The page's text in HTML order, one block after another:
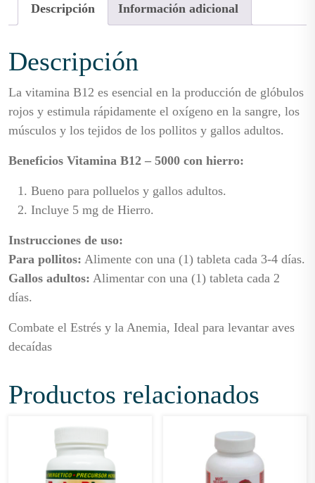
Descripción Información adicional
Descripción
La vitamina B12 es esencial en la producción de glóbulos
rojos y estimula rápidamente el oxígeno en la sangre, los
músculos y los tejidos de los pollitos y gallos adultos.
Beneficios Vitamina B12 – 5000 con hierro:
Bueno para polluelos y gallos adultos.
Incluye 5 mg de Hierro.
Instrucciones de uso:
Para pollitos: Alimente con una (1) tableta cada 3-4 días.
Gallos adultos: Alimentar con una (1) tableta cada 2
días.
Combate el Estrés y la Anemia, Ideal para levantar aves
decaídas
Productos relacionados